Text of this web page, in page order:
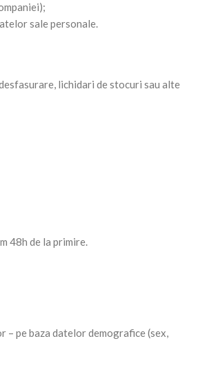
sale personale.
lichidari de stocuri sau alte
48h de la primire.
pe baza datelor demografice (sex,